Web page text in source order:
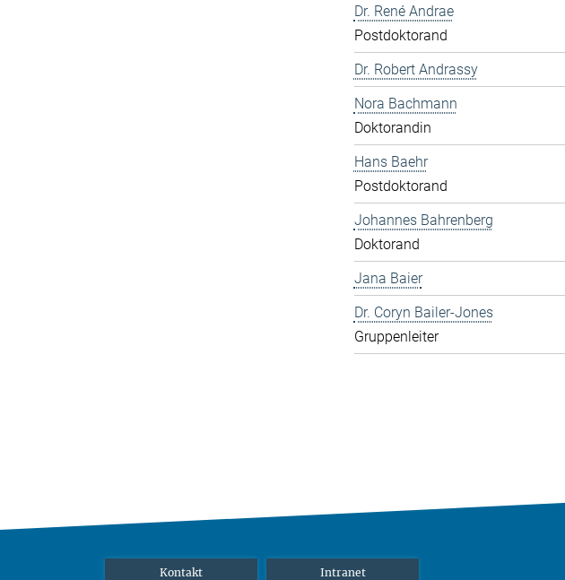
Dr. René Andrae
Postdoktorand
Dr. Robert Andrassy
Nora Bachmann
Doktorandin
Hans Baehr
Postdoktorand
Johannes Bahrenberg
Doktorand
Jana Baier
Dr. Coryn Bailer-Jones
Gruppenleiter
Kontakt Intranet